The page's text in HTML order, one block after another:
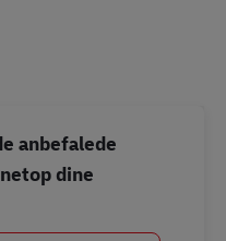
anbefalede
dine